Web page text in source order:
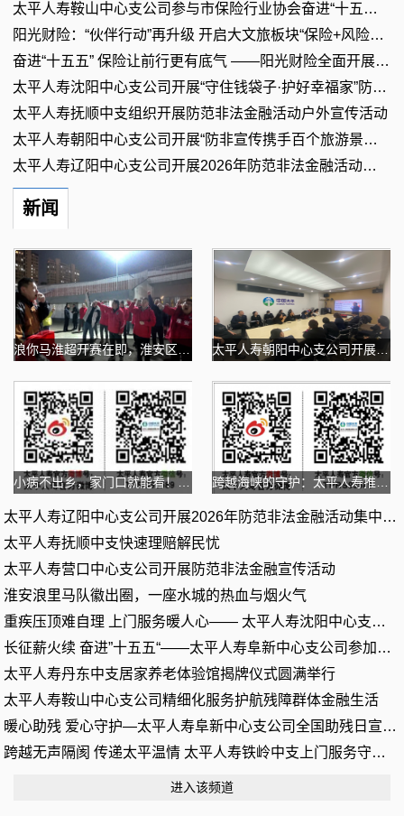
太平人寿鞍山中心支公司参与市保险行业协会奋进“十五五” 保险
阳光财险：“伙伴行动”再升级 开启大文旅板块“保险+风险减量服
奋进“十五五” 保险让前行更有底气 ——阳光财险全面开展7·8
太平人寿沈阳中心支公司开展“守住钱袋子·护好幸福家”防范非法
太平人寿抚顺中支组织开展防范非法金融活动户外宣传活动
太平人寿朝阳中心支公司开展“防非宣传携手百个旅游景区”户外宣
太平人寿辽阳中心支公司开展2026年防范非法金融活动集中户外宣传
新闻
浪你马淮超开赛在即，淮安区队蓄力备战 太平人寿朝阳中心支公司开展消防安全专题培训及实操演
小病不出乡，家门口就能看！ 太平人寿医联体帮扶打造 跨越海峡的守护：太平人寿推出台胞专享服务 助力两岸
太平人寿辽阳中心支公司开展2026年防范非法金融活动集中户外宣传
太平人寿抚顺中支快速理赔解民忧
太平人寿营口中心支公司开展防范非法金融宣传活动
淮安浪里马队徽出圈，一座水城的热血与烟火气
重疾压顶难自理 上门服务暖人心—— 太平人寿沈阳中心支公司残障
长征薪火续 奋进”十五五“——太平人寿阜新中心支公司参加阜新
太平人寿丹东中支居家养老体验馆揭牌仪式圆满举行
太平人寿鞍山中心支公司精细化服务护航残障群体金融生活
暖心助残 爱心守护—太平人寿阜新中心支公司全国助残日宣传活动
跨越无声隔阂 传递太平温情 太平人寿铁岭中支上门服务守护特殊
进入该频道